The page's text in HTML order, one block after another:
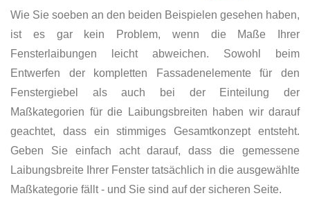
Wie Sie soeben an den beiden Beispielen gesehen haben,
ist es gar kein Problem, wenn die Maße Ihrer
Fensterlaibungen leicht abweichen. Sowohl beim
Entwerfen der kompletten Fassadenelemente für den
Fenstergiebel als auch bei der Einteilung der
Maßkategorien für die Laibungsbreiten haben wir darauf
geachtet, dass ein stimmiges Gesamtkonzept entsteht.
Geben Sie einfach acht darauf, dass die gemessene
Laibungsbreite Ihrer Fenster tatsächlich in die ausgewählte
Maßkategorie fällt - und Sie sind auf der sicheren Seite.